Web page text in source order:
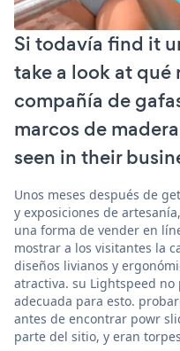
Si todavía find it
take a look at qué
compañía de
marcos de
seen in their
Unos meses después de
y exposiciones de
una forma de vender en
mostrar a los visitantes la
diseños livianos y
atractiva. su Lightspeed
adecuada para esto.
antes de encontrar powr
parte del sitio, y eran